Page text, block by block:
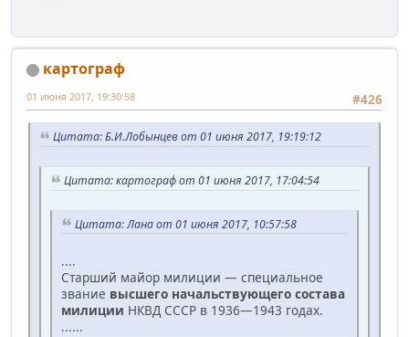
картограф
#426
01 июня 2017, 19:30:58
Цитата: Б.И.Лобынцев от 01 июня 2017, 19:19:12
Цитата: картограф от 01 июня 2017, 17:04:54
Цитата: Лана от 01 июня 2017, 10:57:58
....
Старший майор милиции — специальное
звание высшего начальствующего состава
милиции НКВД СССР в 1936—1943 годах.
......